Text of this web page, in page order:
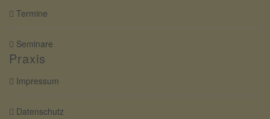
Termine
Seminare
Praxis
Impressum
Datenschutz